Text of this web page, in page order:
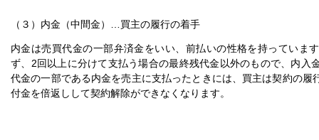
（３）内金（中間金）…買主の履行の着手
内金は売買代金の一部弁済金をいい、前払いの性格を持っていま
ず、2回以上に分けて支払う場合の最終残代金以外のもので、内入
代金の一部である内金を売主に支払ったときには、買主は契約の履
付金を倍返しして契約解除ができなくなります。